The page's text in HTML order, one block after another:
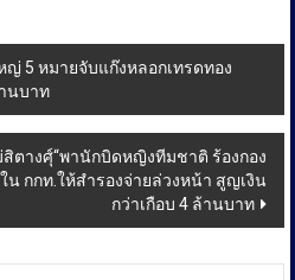
ญ่ 5 หมายจับแก๊งหลอกเทรดทอง
นบาท
สิตางศุ์“พานักบิดหญิงทีมชาติ ร้องกอง
น กกท.ให้สำรองจ่ายล่วงหน้า สูญเงิน
กว่าเกือบ 4 ล้านบาท